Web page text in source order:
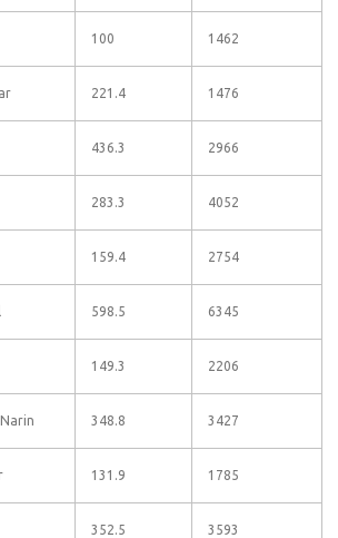
100 1462
221.4 1476
436.3 2966
283.3 4052
159.4 2754
598.5 6345
149.3 2206
348.8 3427
131.9 1785
352.5 3593